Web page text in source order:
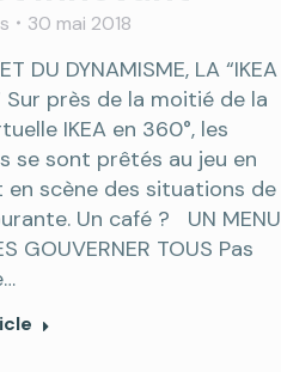
30 mai 2018
DU DYNAMISME, LA “IKEA
Sur près de la moitié de la
IKEA en 360°, les
se sont prêtés au jeu en
scène des situations de
Un café ? UN MENU
GOUVERNER TOUS Pas